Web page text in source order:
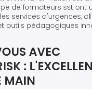
de formateurs sst ont
services d'urgences,
outils pédagogiques
AVEC
:
MAIN